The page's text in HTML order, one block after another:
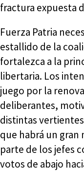
fractura expuesta
Fuerza Patria
estallido de la
fortalezca a la
libertaria. Los
juego por la
deliberantes,
distintas
que habrá un
parte de los jefes
votos de abajo